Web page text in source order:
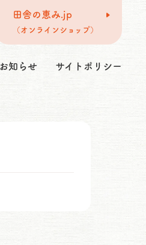
お知らせ サイトポリシー
田舎の恵み.jp
（オンラインショップ）